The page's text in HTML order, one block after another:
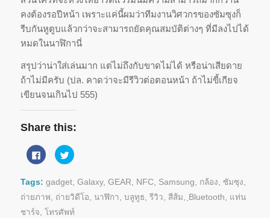
คงต้องรอปีหน้า เพราะแค่นี้ผมว่าทีมงานวิศวกรของซัมซุงก็
รีบกันหูตูบแล้วกว่าจะสามารถยัดคุณสมบัติต่างๆ ที่มีลงไปได้
หมดในนาฬิกานี่
สรุปว่าน่าใส่เล่นมาก แต่ไม่ถึงกับขาดไม่ได้ หรือน่าเสียดาย
ถ้าไม่มีครับ (ปล. คาดว่าจะมีรีวิวต่อตอนหน้า ถ้าไม่ขี้เกียจ
เขียนจนเกินไป 555)
Share this:
Click
to
share
Facebook
(Opens
in
new
window)
Click
to
Twitter
(Opens
in
new
window)
Tags: gadget, Galaxy, GEAR, NFC, Samsung, กล้อง, ซัมซุง,
ถ่ายภาพ, ถ่ายวิดีโอ, นาฬิกา, บลูทูธ, รีวิว, สีส้ม, ฺBluetooth, แท่น
ชาร์จ, โทรศัพท์